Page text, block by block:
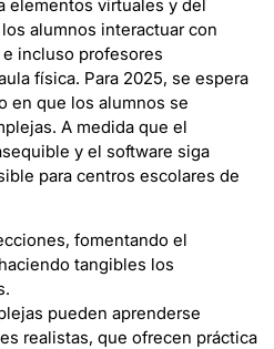
elementos virtuales y del
alumnos interactuar con
incluso profesores
física. Para 2025, se espera
en que los alumnos se
A medida que el
y el software siga
para centros escolares de
fomentando el
tangibles los
pueden aprenderse
realistas, que ofrecen práctica